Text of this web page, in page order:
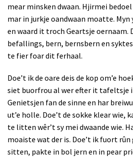
mear minsken dwaan. Hjirmei
mar in jurkje oandwaan moatte.
en waard it troch Geartsje oernaam.
befallings, bern, bernsbern en
te fier foar dit ferhaal.
Doe’t ik de oare deis de kop om’e
siet buorfrou al wer efter it tafeltsje
Genietsjen fan de sinne en har
ut’e holle. Doe’t de sokke klear wie,
te litten wêr’t sy mei dwaande wie.
moaiste wat der is. Doe’t ik fuort
sitten, pakte in bol jern en in pear